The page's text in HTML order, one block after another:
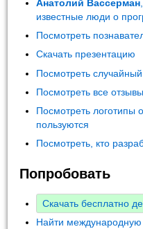
Анатолий Вассерман
известные люди о
Посмотреть
Скачать презентацию
Посмотреть
Посмотреть все
Посмотреть логотипы
пользуются
Посмотреть, кто
Попробовать
Скачать бесплатно
Найти